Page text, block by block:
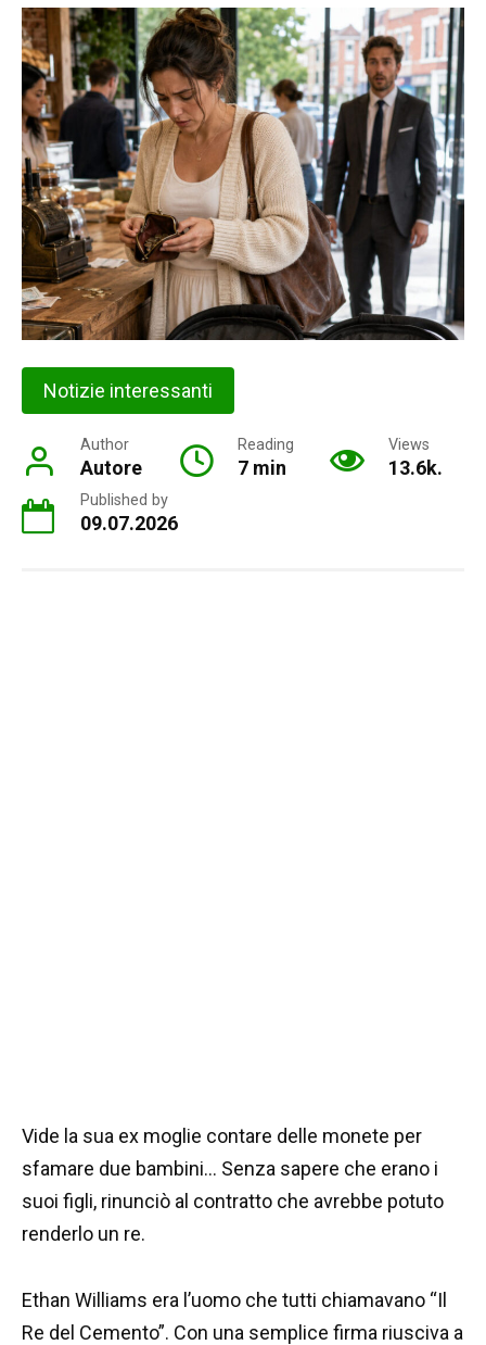
Notizie interessanti
Author
Autore
Reading
7 min
Views
13.6k.
Published by
09.07.2026
Vide la sua ex moglie contare delle monete per
sfamare due bambini… Senza sapere che erano i
suoi figli, rinunciò al contratto che avrebbe potuto
renderlo un re.
Ethan Williams era l’uomo che tutti chiamavano “Il
Re del Cemento”. Con una semplice firma riusciva a